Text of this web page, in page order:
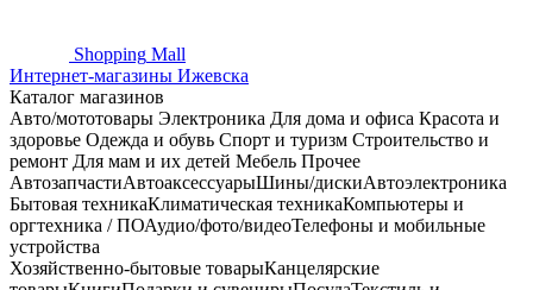
Shopping Mall
Интернет-магазины Ижевска
Каталог магазинов
Авто/мототовары Электроника Для дома и офиса Красота и
здоровье Одежда и обувь Спорт и туризм Строительство и
ремонт Для мам и их детей Мебель Прочее
АвтозапчастиАвтоаксессуарыШины/дискиАвтоэлектроника
Бытовая техникаКлиматическая техникаКомпьютеры и
оргтехника / ПОАудио/фото/видеоТелефоны и мобильные
устройства
Хозяйственно-бытовые товарыКанцелярские